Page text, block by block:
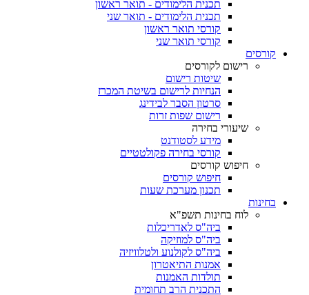
תכנית הלימודים - תואר ראשון
תכנית הלימודים - תואר שני
קורסי תואר ראשון
קורסי תואר שני
קורסים
רישום לקורסים
שיטות רישום
הנחיות לרישום בשיטת המכרז
סרטון הסבר לבידינג
רישום שפות זרות
שיעורי בחירה
מידע לסטודנט
קורסי בחירה פקולטטיים
חיפוש קורסים
חיפוש קורסים
תכנון מערכת שעות
בחינות
לוח בחינות תשפ"א
ביה"ס לאדריכלות
ביה"ס למוזיקה
ביה"ס לקולנוע ולטלוויזיה
אמנות התיאטרון
תולדות האמנות
התכנית הרב תחומית